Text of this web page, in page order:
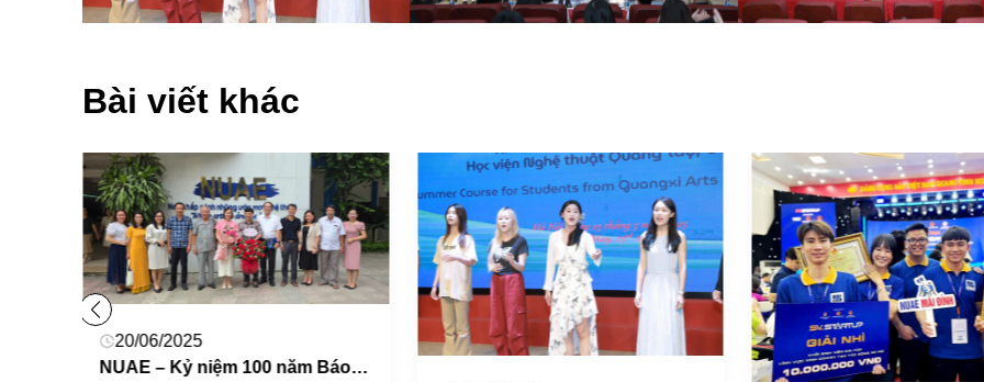
Bài viết khác
20/06/2025
NUAE – Kỷ niệm 100 năm Báo chí cách mạng Việt Nam (21/6/1925 – 21/6/2025)